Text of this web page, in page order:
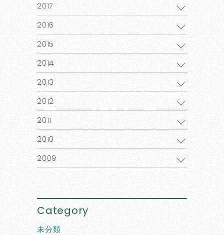
2017
2016
2015
2014
2013
2012
2011
2010
2009
Category
未分類